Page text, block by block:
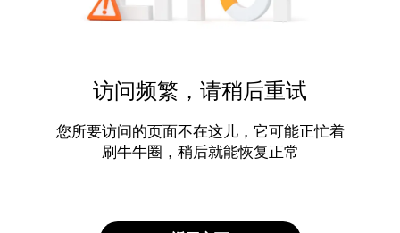
访问频繁，请稍后重试
您所要访问的页面不在这儿，它可能正忙着
刷牛牛圈，稍后就能恢复正常